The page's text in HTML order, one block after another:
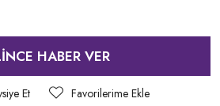
HABER VER
Et